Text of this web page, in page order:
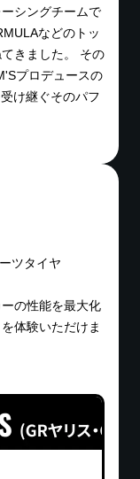
でのお支
さい。
りま
利用料、
さ
らで
傷害補償
ておりま
く自己負
かった場
に起因す
ます。
の範囲を
金をご請
です
シングチームで
などのトッ
きました。 その
プロデュースの
け継ぐそのパフ
ツタイヤ
の性能を最大化
体験いただけま